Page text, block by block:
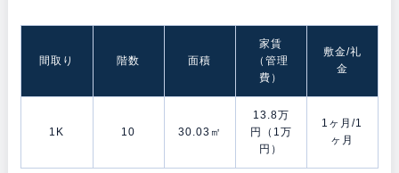
間取り 階数 面積
家賃
（管理
費）
敷金/礼
金
1K 10 30.03㎡
13.8万
円（1万
円）
1ヶ月/1
ヶ月